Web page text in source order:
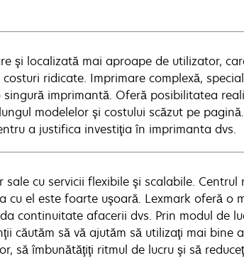
şi localizată mai aproape de utilizator,
ridicate. Imprimare complexă,
imprimantă. Oferă posibilitatea
modelelor şi costului scăzut pe
a justifica investiţia în imprimanta dvs.
cu servicii flexibile şi scalabile. Centrul
cu el este foarte uşoară. Lexmark oferă o
continuitate afacerii dvs. Prin modul de
căutăm să vă ajutăm să utilizaţi mai bine
să îmbunătăţiţi ritmul de lucru şi să